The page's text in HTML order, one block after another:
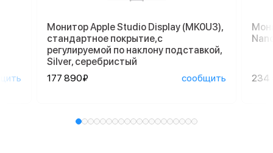
Монитор Apple Studio Display (MK0U3),
стандартное покрытие,с
регулируемой по наклону подставкой,
Silver, серебристый
177 890₽
сообщить 234